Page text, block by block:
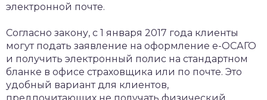
электронной почте.
Согласно закону, с 1 января 2017 года клиенты
могут подать заявление на оформление е-ОСАГО
и получить электронный полис на стандартном
бланке в офисе страховщика или по почте. Это
удобный вариант для клиентов,